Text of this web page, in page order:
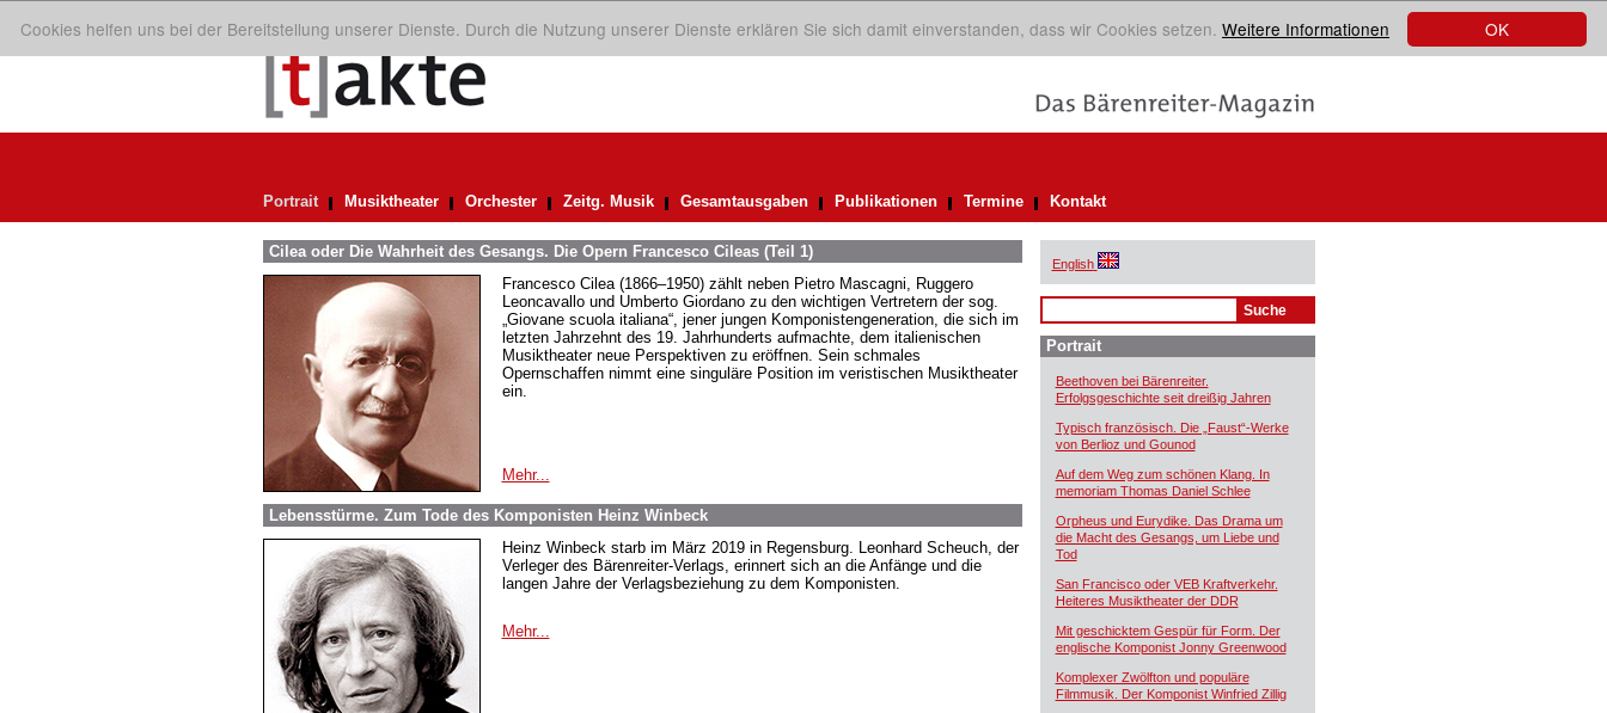
OK
Cookies helfen uns bei der Bereitstellung unserer Dienste. Durch die Nutzung unserer Dienste erklären Sie sich damit einverstanden, dass wir Cookies setzen. Weitere Informationen
Portrait Musiktheater Orchester Zeitg. Musik Gesamtausgaben Publikationen Termine Kontakt
Cilea oder Die Wahrheit des Gesangs. Die Opern Francesco Cileas (Teil 1)
Francesco Cilea (1866–1950) zählt neben Pietro Mascagni, Ruggero
Leoncavallo und Umberto Giordano zu den wichtigen Vertretern der sog.
„Giovane scuola italiana“, jener jungen Komponistengeneration, die sich im
letzten Jahrzehnt des 19. Jahrhunderts aufmachte, dem italienischen
Musiktheater neue Perspektiven zu eröffnen. Sein schmales
Opernschaffen nimmt eine singuläre Position im veristischen Musiktheater
ein.
Mehr...
Lebensstürme. Zum Tode des Komponisten Heinz Winbeck
Heinz Winbeck starb im März 2019 in Regensburg. Leonhard Scheuch, der
Verleger des Bärenreiter-Verlags, erinnert sich an die Anfänge und die
langen Jahre der Verlagsbeziehung zu dem Komponisten.
Mehr...
English
Portrait
Beethoven bei Bärenreiter.
Erfolgsgeschichte seit dreißig Jahren
Typisch französisch. Die „Faust“-Werke
von Berlioz und Gounod
Auf dem Weg zum schönen Klang. In
memoriam Thomas Daniel Schlee
Orpheus und Eurydike. Das Drama um
die Macht des Gesangs, um Liebe und
Tod
San Francisco oder VEB Kraftverkehr.
Heiteres Musiktheater der DDR
Mit geschicktem Gespür für Form. Der
englische Komponist Jonny Greenwood
Komplexer Zwölfton und populäre
Filmmusik. Der Komponist Winfried Zillig